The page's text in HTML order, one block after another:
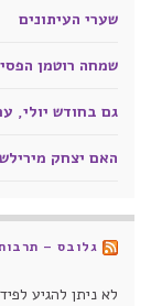
שערי העיתונים
שמחה רוטמן הפסיד לחדשות 12, אבל
גם בחודש יולי,
האם יצחק מירילשוילי
גלובס –
לא ניתן להגיע